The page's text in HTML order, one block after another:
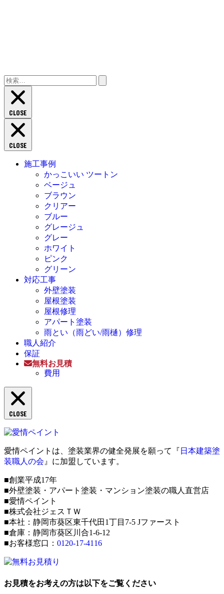
検
索:
CLOSE
CLOSE
施工事例
かっこいい ツートン
ベージュ
ブラウン
クリアー
ブルー
グレージュ
グレー
ホワイト
ピンク
グリーン
対応工事
外壁塗装
屋根塗装
屋根修理
アパート塗装
雨とい（雨どい/雨樋）修理
職人紹介
保証
無料お見積
費用
CLOSE
愛情ペイントは、塗装業界の健全発展を願って『 日本建築塗
装職人の会 』に加盟しています。
■創業平成17年
■外壁塗装・アパート塗装・マンション塗装の職人直営店
■愛情ペイント
■株式会社ジェスＴＷ
■本社：静岡市葵区東千代田1丁目7-5 Jファースト
■倉庫：静岡市葵区川合1-6-12
■お客様窓口： 0120-17-4116
お見積をお考えの方は以下をご覧ください